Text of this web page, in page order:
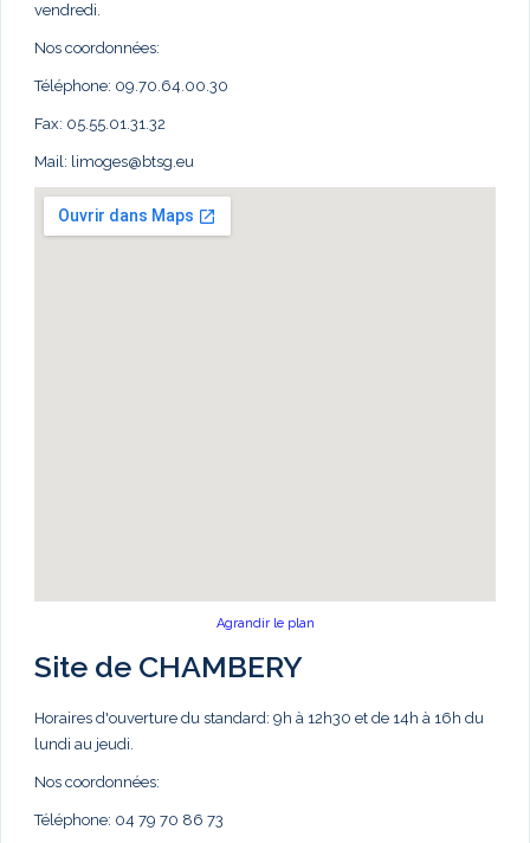
vendredi.
Nos coordonnées:
Téléphone: 09.70.64.00.30
Fax: 05.55.01.31.32
Mail: limoges@btsg.eu
Agrandir le plan
Site de CHAMBERY
Horaires d'ouverture du standard: 9h à 12h30 et de 14h à 16h du
lundi au jeudi.
Nos coordonnées:
Téléphone: 04 79 70 86 73